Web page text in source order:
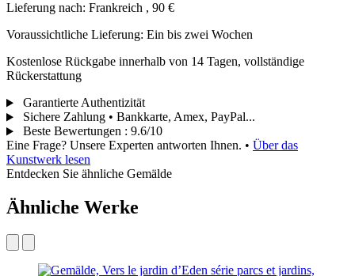
Lieferung nach: Frankreich , 90 €
Voraussichtliche Lieferung: Ein bis zwei Wochen
Kostenlose Rückgabe innerhalb von 14 Tagen, vollständige
Rückerstattung
Garantierte Authentizität
Sichere Zahlung • Bankkarte, Amex, PayPal...
Beste Bewertungen : 9.6/10
Eine Frage? Unsere Experten antworten Ihnen. • Über das
Kunstwerk lesen
Entdecken Sie ähnliche Gemälde
Ähnliche Werke